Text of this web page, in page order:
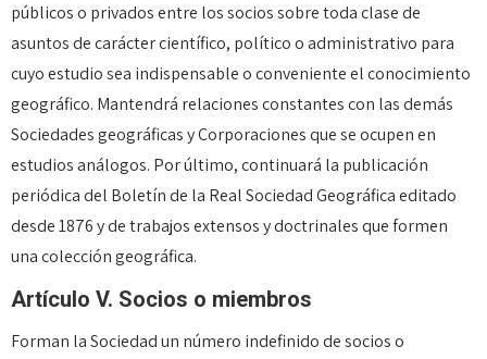
públicos o privados entre los socios sobre toda clase de
asuntos de carácter científico, político o administrativo para
cuyo estudio sea indispensable o conveniente el conocimiento
geográfico. Mantendrá relaciones constantes con las demás
Sociedades geográficas y Corporaciones que se ocupen en
estudios análogos. Por último, continuará la publicación
periódica del Boletín de la Real Sociedad Geográfica editado
desde 1876 y de trabajos extensos y doctrinales que formen
una colección geográfica.
Artículo V. Socios o miembros
Forman la Sociedad un número indefinido de socios o